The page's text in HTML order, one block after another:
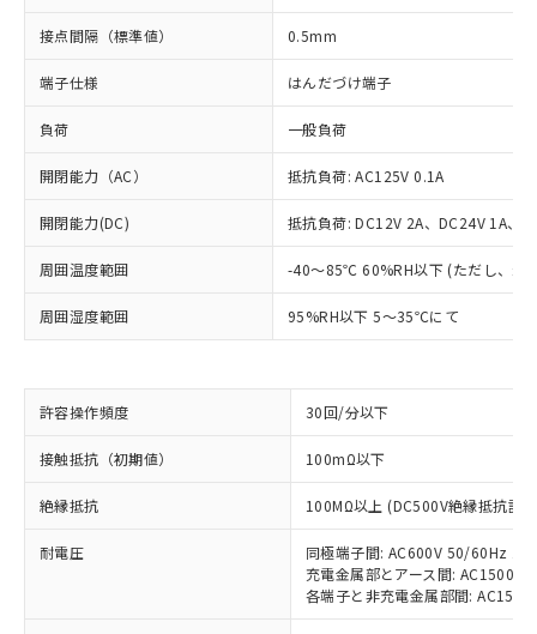
接点間隔（標準値） 0.5mm
端子仕様 はんだづけ端子
負荷 一般負荷
開閉能力（AC） 抵抗負荷: AC125V 0.1A
開閉能力(DC) 抵抗負荷: DC12V 2A、DC24V 1A、
周囲温度範囲 -40～85℃ 60%RH以下 (ただし、氷
周囲湿度範囲 95%RH以下 5～35℃にて
許容操作頻度 30回/分以下
接触抵抗（初期値） 100mΩ以下
絶縁抵抗 100MΩ以上 (DC500V絶縁抵抗計
耐電圧
同極端子間: AC600V 50/60Hz
充電金属部とアース間: AC1500V
各端子と非充電金属部間:
対応済み：EU RoHS指令（10物質）の
非含有に対応した製品が提供可能な商品で
対応予定：EU RoHS指令（10物質）の非含
有に対応した製品に切り替える予定のある